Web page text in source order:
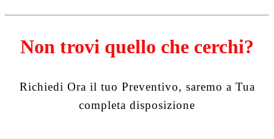
Non trovi quello che cerchi?
Richiedi Ora il tuo Preventivo, saremo a Tua
completa disposizione